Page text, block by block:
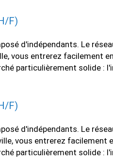
F)
d'indépendants. Le
vous entrerez facilement
particulièrement solide :
F)
d'indépendants. Le
vous entrerez facilement
particulièrement solide :